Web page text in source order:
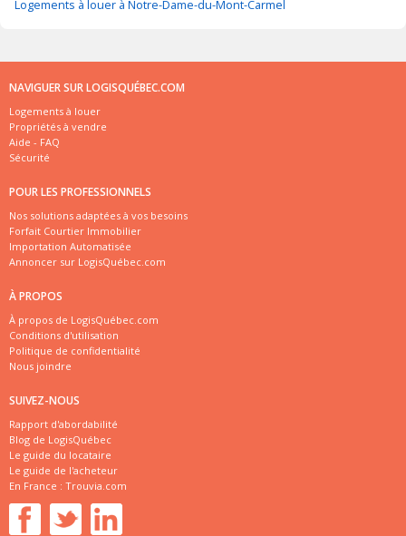
Logements à louer à Notre-Dame-du-Mont-Carmel
NAVIGUER SUR LOGISQUÉBEC.COM
Logements à louer
Propriétés à vendre
Aide - FAQ
Sécurité
POUR LES PROFESSIONNELS
Nos solutions adaptées à vos besoins
Forfait Courtier Immobilier
Importation Automatisée
Annoncer sur LogisQuébec.com
À PROPOS
À propos de LogisQuébec.com
Conditions d'utilisation
Politique de confidentialité
Nous joindre
SUIVEZ-NOUS
Rapport d'abordabilité
Blog de LogisQuébec
Le guide du locataire
Le guide de l'acheteur
En France : Trouvia.com